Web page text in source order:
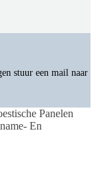
stuur een mail naar
Panelen
En